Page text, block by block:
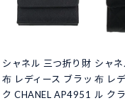
シャネル 三つ折り財
布 レディース ブラッ
ク CHANEL AP4951
シャ
布 レ
ル ク